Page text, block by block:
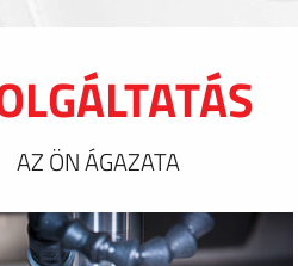
AZ ÖN ÁGAZATA